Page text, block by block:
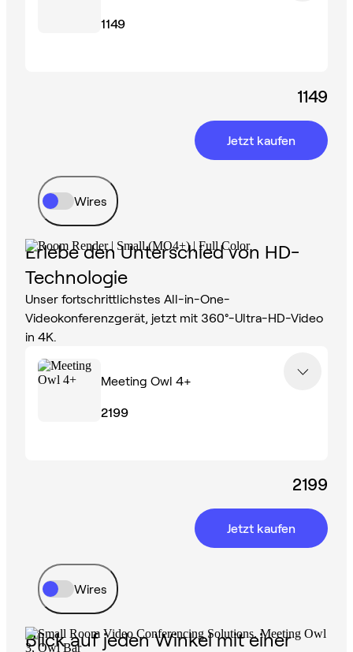
1149
1149
Jetzt kaufen
Wires
Erlebe den Unterschied von HD-
Technologie
Unser fortschrittlichstes All-in-One-
Videokonferenzgerät, jetzt mit 360°-Ultra-HD-Video
in 4K.
Meeting Owl 4+
2199
2199
Jetzt kaufen
Wires
Blick auf jeden Winkel mit einer